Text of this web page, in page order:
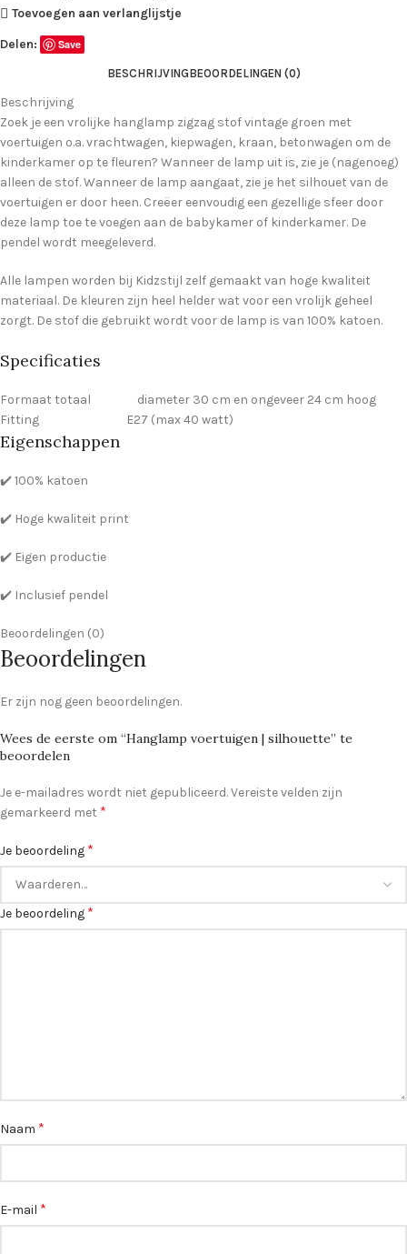
Toevoegen aan verlanglijstje
Delen:
Save
BESCHRIJVINGBEOORDELINGEN (0)
Beschrijving
Zoek je een vrolijke hanglamp zigzag stof vintage groen met
voertuigen o.a. vrachtwagen, kiepwagen, kraan, betonwagen om de
kinderkamer op te fleuren? Wanneer de lamp uit is, zie je (nagenoeg)
alleen de stof. Wanneer de lamp aangaat, zie je het silhouet van de
voertuigen er door heen. Creëer eenvoudig een gezellige sfeer door
deze lamp toe te voegen aan de babykamer of kinderkamer. De
pendel wordt meegeleverd.
Alle lampen worden bij Kidzstijl zelf gemaakt van hoge kwaliteit
materiaal. De kleuren zijn heel helder wat voor een vrolijk geheel
zorgt. De stof die gebruikt wordt voor de lamp is van 100% katoen.
Specificaties
Formaat totaal diameter 30 cm en ongeveer 24 cm hoog
Fitting E27 (max 40 watt)
Eigenschappen
✔️ 100% katoen
✔️ Hoge kwaliteit print
✔️ Eigen productie
✔️ Inclusief pendel
Beoordelingen (0)
Beoordelingen
Er zijn nog geen beoordelingen.
Wees de eerste om “Hanglamp voertuigen | silhouette” te
beoordelen
Je e-mailadres wordt niet gepubliceerd.Vereiste velden zijn
gemarkeerd met *
Je beoordeling *
Je beoordeling *
Naam *
E-mail *